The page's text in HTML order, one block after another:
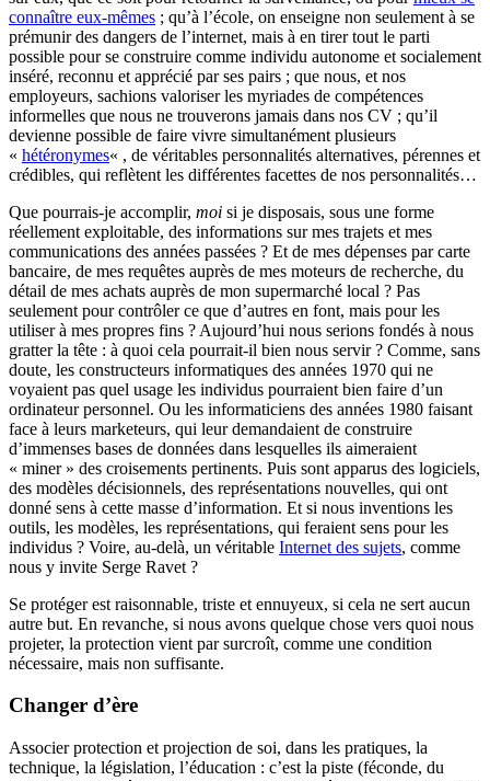
connaître eux-mêmes ; qu’à l’école, on enseigne non seulement à se
prémunir des dangers de l’internet, mais à en tirer tout le parti
possible pour se construire comme individu autonome et socialement
inséré, reconnu et apprécié par ses pairs ; que nous, et nos
employeurs, sachions valoriser les myriades de compétences
informelles que nous ne trouverons jamais dans nos CV ; qu’il
devienne possible de faire vivre simultanément plusieurs
« hétéronymes« , de véritables personnalités alternatives, pérennes et
crédibles, qui reflètent les différentes facettes de nos personnalités…
Que pourrais-je accomplir, moi si je disposais, sous une forme
réellement exploitable, des informations sur mes trajets et mes
communications des années passées ? Et de mes dépenses par carte
bancaire, de mes requêtes auprès de mes moteurs de recherche, du
détail de mes achats auprès de mon supermarché local ? Pas
seulement pour contrôler ce que d’autres en font, mais pour les
utiliser à mes propres fins ? Aujourd’hui nous serions fondés à nous
gratter la tête : à quoi cela pourrait-il bien nous servir ? Comme, sans
doute, les constructeurs informatiques des années 1970 qui ne
voyaient pas quel usage les individus pourraient bien faire d’un
ordinateur personnel. Ou les informaticiens des années 1980 faisant
face à leurs marketeurs, qui leur demandaient de construire
d’immenses bases de données dans lesquelles ils aimeraient
« miner » des croisements pertinents. Puis sont apparus des logiciels,
des modèles décisionnels, des représentations nouvelles, qui ont
donné sens à cette masse d’information. Et si nous inventions les
outils, les modèles, les représentations, qui feraient sens pour les
individus ? Voire, au-delà, un véritable Internet des sujets, comme
nous y invite Serge Ravet ?
Se protéger est raisonnable, triste et ennuyeux, si cela ne sert aucun
autre but. En revanche, si nous avons quelque chose vers quoi nous
projeter, la protection vient par surcroît, comme une condition
nécessaire, mais non suffisante.
Changer d’ère
Associer protection et projection de soi, dans les pratiques, la
technique, la législation, l’éducation : c’est la piste (féconde, du